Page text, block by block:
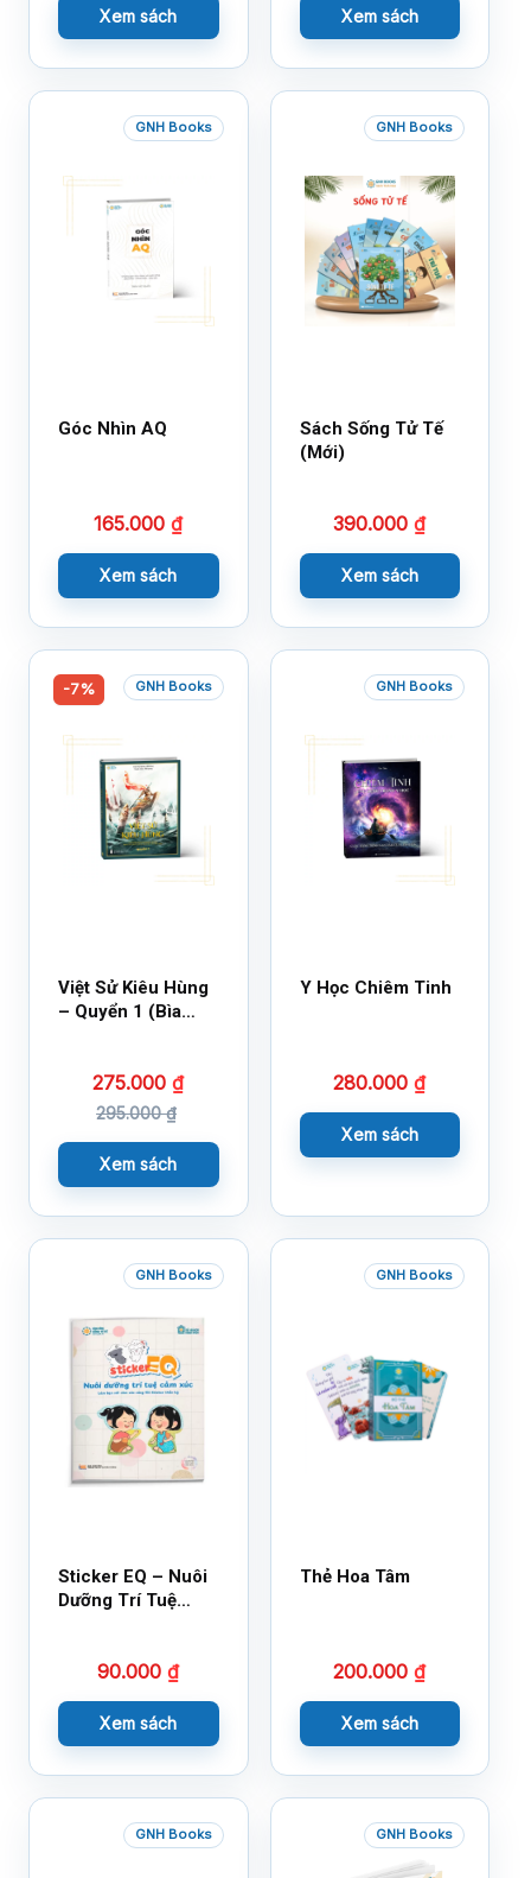
Xem sách Xem sách
GNH Books
Góc Nhìn AQ
165.000₫
Xem sách
GNH Books
Sách Sống Tử Tế
(Mới)
390.000₫
Xem sách
-7% GNH Books
Việt Sử Kiêu Hùng
– Quyển 1 (Bìa
275.000₫
295.000₫
Xem sách
GNH Books
Y Học Chiêm Tinh
280.000₫
Xem sách
GNH Books
Sticker EQ – Nuôi
Dưỡng Trí Tuệ
Cùng 150 Sticker
90.000₫
Xem sách
GNH Books
Thẻ Hoa Tâm
200.000₫
Xem sách
GNH Books GNH Books